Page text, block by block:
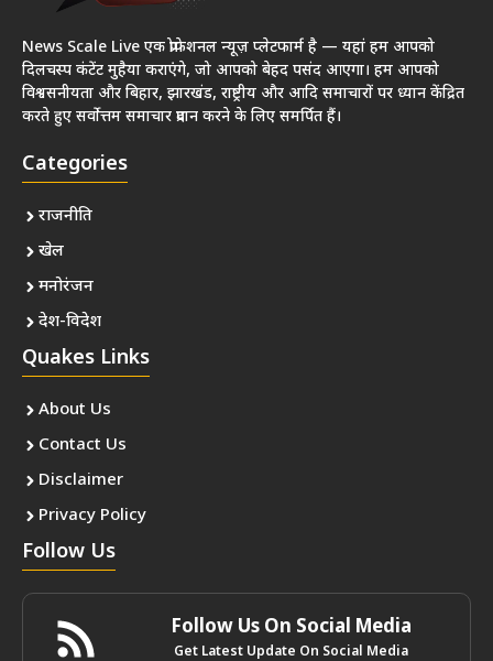
News Scale Live एक प्रोफेशनल न्यूज़ प्लेटफार्म है — यहां हम आपको
दिलचस्प कंटेंट मुहैया कराएंगे, जो आपको बेहद पसंद आएगा। हम आपको
विश्वसनीयता और बिहार, झारखंड, राष्ट्रीय और आदि समाचारों पर ध्यान केंद्रित
करते हुए सर्वोत्तम समाचार प्रदान करने के लिए समर्पित हैं।
Categories
राजनीति
खेल
मनोरंजन
देश-विदेश
Quakes Links
About Us
Contact Us
Disclaimer
Privacy Policy
Follow Us
Follow Us On Social Media
Get Latest Update On Social Media